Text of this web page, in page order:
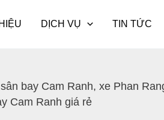
DỊCH VỤ TIN TỨC
bay Cam Ranh, xe Phan
Cam Ranh giá rẻ